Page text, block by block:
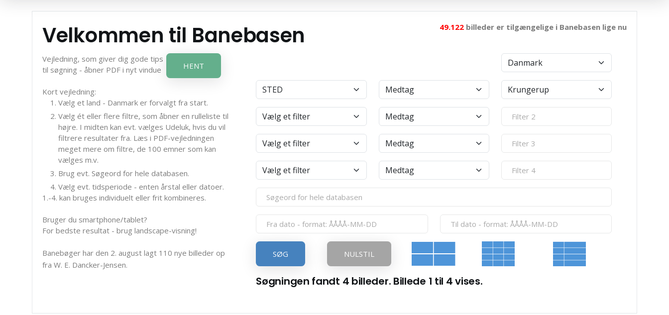
Velkommen til Banebasen 49.122 billeder er tilgængelige i Banebasen lige nu
Vejledning, som giver dig gode tips
til søgning - åbner PDF i nyt vindue
HENT
Kort vejledning:
Vælg et land - Danmark er forvalgt fra start.
Vælg ét eller flere filtre, som åbner en rulleliste til
højre. I midten kan evt. vælges Udeluk, hvis du vil
filtrere resultater fra. Læs i PDF-vejledningen
meget mere om filtre, de 100 emner som kan
vælges m.v.
Brug evt. Søgeord for hele databasen.
Vælg evt. tidsperiode - enten årstal eller datoer.
1.-4. kan bruges individuelt eller frit kombineres.
Bruger du smartphone/tablet?
For bedste resultat - brug landscape-visning!
Banebøger har den 2. august lagt 110 nye billeder op
fra W. E. Dancker-Jensen.
SØG NULSTIL
Søgningen fandt 4 billeder. Billede 1 til 4 vises.